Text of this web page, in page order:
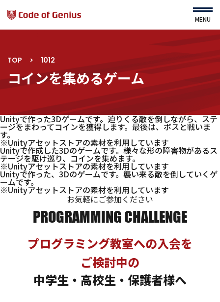
MENU
HOME
すてむくらぶ（園児対象）
運営会社
利用規約
プライバシーポリシー
サイトマップ
コース一覧 ｾﾙﾌスタディ詳細
TOP > 1012
コインを集めるゲーム
Unityで作った3Dゲームです。迫りくる敵を倒しながら、ステ
ージをまわってコインを獲得します。最後は、ボスと戦いま
す。
※Unityアセットストアの素材を利用しています
Unityで作成した3Dのゲームです。様々な形の障害物があるス
テージを駆け巡り、コインを集めます。
※Unityアセットストアの素材を利用しています
Unityで作った、3Dのゲームです。襲い来る敵を倒していくゲ
ームです。
※Unityアセットストアの素材を利用しています
お気軽にご参加ください
PROGRAMMING CHALLENGE
プログラミング教室への入会を
ご検討中の
中学生・高校生・保護者様へ